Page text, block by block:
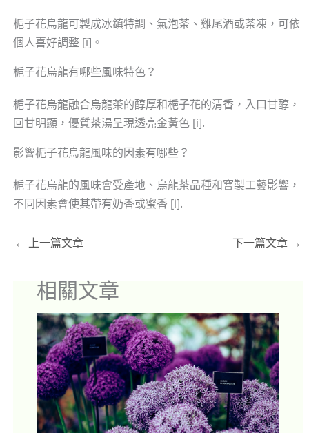
梔子花烏龍可製成冰鎮特調、氣泡茶、雞尾酒或茶凍，可依
個人喜好調整 [i]。
梔子花烏龍有哪些風味特色？
梔子花烏龍融合烏龍茶的醇厚和梔子花的清香，入口甘醇，
回甘明顯，優質茶湯呈現透亮金黃色 [i].
影響梔子花烏龍風味的因素有哪些？
梔子花烏龍的風味會受產地、烏龍茶品種和窨製工藝影響，
不同因素會使其帶有奶香或蜜香 [i].
← 上一篇文章 下一篇文章 →
相關文章